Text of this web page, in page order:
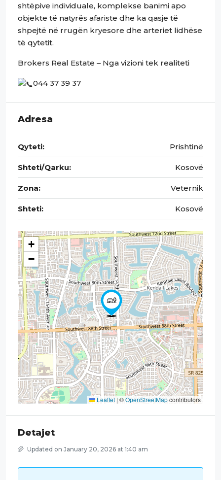
shtëpive individuale, komplekse banimi apo
objekte të natyrës afariste dhe ka qasje të
shpejtë në rrugën kryesore dhe arteriet lidhëse
të qytetit.
Brokers Real Estate – Nga vizioni tek realiteti
044 37 39 37
Adresa
Qyteti: Prishtinë
Shteti/Qarku: Kosovë
Zona: Veternik
Shteti: Kosovë
+
−
Leaflet | ©OpenStreetMapcontributors
Detajet
Updated on January 20, 2026 at 1:40 am